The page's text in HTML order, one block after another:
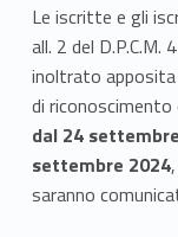
Le iscritte e gli
all. 2 del
inoltrato
di riconoscimento
dal 24
settembre 2024
saranno